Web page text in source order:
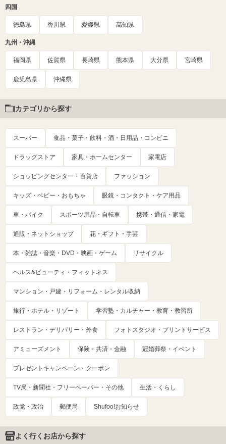
四国
徳島県 香川県 愛媛県 高知県
九州・沖縄
福岡県 佐賀県 長崎県 熊本県 大分県 宮崎県
鹿児島県 沖縄県
カテゴリから探す
スーパー 食品・菓子・飲料・酒・日用品・コンビニ
ドラッグストア 家具・ホームセンター 家電店
ショッピングセンター・百貨店 ファッション
キッズ・ベビー・おもちゃ 眼鏡・コンタクト・ケア用品
車・バイク スポーツ用品・自転車 携帯・通信・家電
通販・ネットショップ 花・ギフト・手芸
本・雑誌・音楽・DVD・映画・ゲーム リサイクル
ヘルス&ビューティ・フィットネス
マンション・戸建・リフォーム・レンタル収納
旅行・ホテル・リゾート 学習塾・カルチャー・教育・教習所
レストラン・デリバリー・外食 フォトスタジオ・プリントサービス
アミューズメント 保険・共済・金融 冠婚葬祭・イベント
プレゼントキャンペーン・クーポン
TV局・新聞社・フリーペーパー・その他 生活・くらし
政党・政治 郵便局 Shufoo!お知らせ
よく行くお店から探す